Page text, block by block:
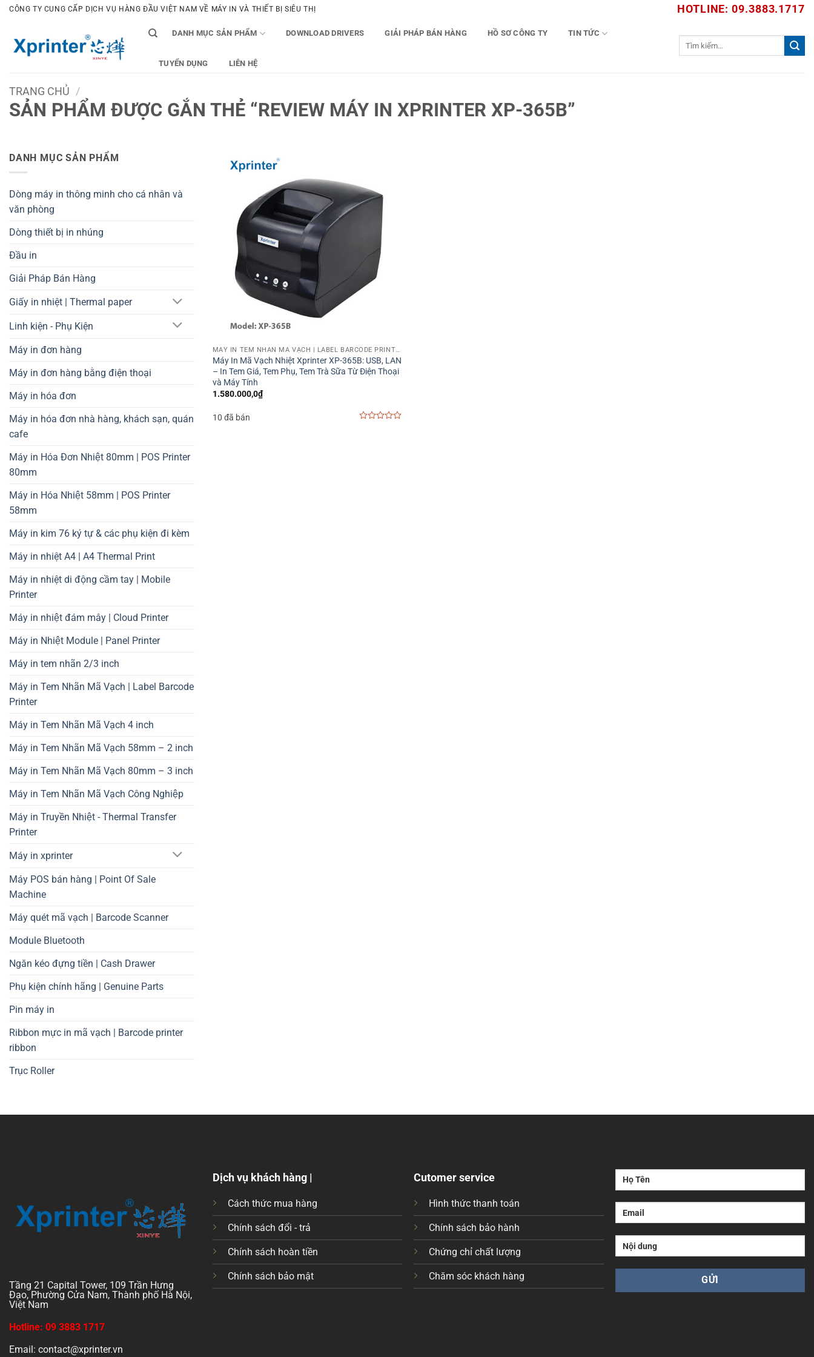
Bỏ
dung
CÔNG TY CUNG CẤP DỊCH VỤ HÀNG ĐẦU VIỆT NAM VỀ MÁY IN VÀ THIẾT BỊ SIÊU THỊ HOTLINE: 09.3883.1717
DANH MỤC SẢN PHẨM DOWNLOAD DRIVERS GIẢI PHÁP BÁN HÀNG HỒ SƠ CÔNG TY TIN TỨC
TUYỂN DỤNG LIÊN HỆ
TRANG CHỦ /
SẢN PHẨM ĐƯỢC GẮN THẺ “REVIEW MÁY IN XPRINTER XP-365B”
DANH MỤC SẢN PHẨM
Dòng máy in thông minh cho cá nhân và
văn phòng
Dòng thiết bị in nhúng
Đầu in
Giải Pháp Bán Hàng
Giấy in nhiệt | Thermal paper
Linh kiện - Phụ Kiện
Máy in đơn hàng
Máy in đơn hàng bằng điện thoại
Máy in hóa đơn
Máy in hóa đơn nhà hàng, khách sạn, quán
cafe
Máy in Hóa Đơn Nhiệt 80mm | POS Printer
80mm
Máy in Hóa Nhiệt 58mm | POS Printer
58mm
Máy in kim 76 ký tự & các phụ kiện đi kèm
Máy in nhiệt A4 | A4 Thermal Print
Máy in nhiệt di động cầm tay | Mobile
Printer
Máy in nhiệt đám mây | Cloud Printer
Máy in Nhiệt Module | Panel Printer
Máy in tem nhãn 2/3 inch
Máy in Tem Nhãn Mã Vạch | Label Barcode
Printer
Máy in Tem Nhãn Mã Vạch 4 inch
Máy in Tem Nhãn Mã Vạch 58mm – 2 inch
Máy in Tem Nhãn Mã Vạch 80mm – 3 inch
Máy in Tem Nhãn Mã Vạch Công Nghiệp
Máy in Truyền Nhiệt - Thermal Transfer
Printer
Máy in xprinter
Máy POS bán hàng | Point Of Sale
Machine
Máy quét mã vạch | Barcode Scanner
Module Bluetooth
Ngăn kéo đựng tiền | Cash Drawer
Phụ kiện chính hãng | Genuine Parts
Pin máy in
Ribbon mực in mã vạch | Barcode printer
ribbon
Trục Roller
MÁY IN TEM NHÃN MÃ VẠCH | LABEL BARCODE PRINTER
Máy In Mã Vạch Nhiệt Xprinter XP-365B: USB, LAN
– In Tem Giá, Tem Phụ, Tem Trà Sữa Từ Điện Thoại
và Máy Tính
1.580.000,0₫
10 đã bán
Tầng 21 Capital Tower, 109 Trần Hưng
Đạo, Phường Cửa Nam, Thành phố Hà Nội,
Việt Nam
Hotline: 09 3883 1717
Email: contact@xprinter.vn
Dịch vụ khách hàng |
Cách thức mua hàng
Chính sách đổi - trả
Chính sách hoàn tiền
Chính sách bảo mật
Cutomer service
Hình thức thanh toán
Chính sách bảo hành
Chứng chỉ chất lượng
Chăm sóc khách hàng